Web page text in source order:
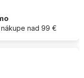
nad 99 €